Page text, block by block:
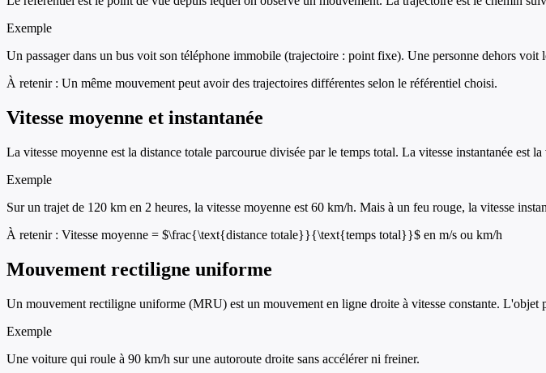
Exemple
Un passager dans un bus voit son téléphone immobile (trajectoire : point fixe). Une personne dehors voit
À retenir : Un même mouvement peut avoir des trajectoires différentes selon le référentiel choisi.
Vitesse moyenne et instantanée
La vitesse moyenne est la distance totale parcourue divisée par le temps total. La vitesse instantanée est
Exemple
Sur un trajet de 120 km en 2 heures, la vitesse moyenne est 60 km/h. Mais à un feu rouge, la vitesse
À retenir : Vitesse moyenne = $\frac{\text{distance totale}}{\text{temps total}}$ en m/s ou km/h
Mouvement rectiligne uniforme
Un mouvement rectiligne uniforme (MRU) est un mouvement en ligne droite à vitesse constante. L'objet
Exemple
Une voiture qui roule à 90 km/h sur une autoroute droite sans accélérer ni freiner.